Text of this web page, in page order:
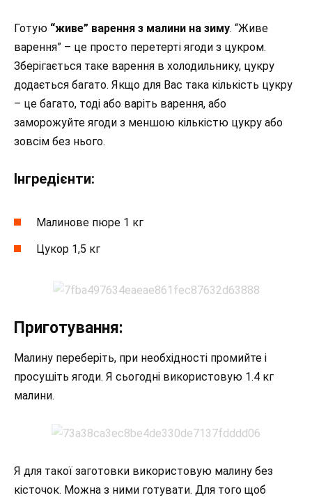
Готую “живе” варення з малини на зиму. “Живе
варення” – це просто перетерті ягоди з цукром.
Зберігається таке варення в холодильнику, цукру
додається багато. Якщо для Вас така кількість цукру
– це багато, тоді або варіть варення, або
заморожуйте ягоди з меншою кількістю цукру або
зовсім без нього.
Інгредієнти:
Малинове пюре 1 кг
Цукор 1,5 кг
Приготування:
Малину переберіть, при необхідності промийте і
просушіть ягоди. Я сьогодні використовую 1.4 кг
малини.
Я для такої заготовки використовую малину без
кісточок. Можна з ними готувати. Для того щоб